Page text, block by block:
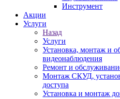
Инструмент
Акции
Услуги
Назад
Услуги
Установка, монтаж и
видеонаблюдения
Ремонт и
Монтаж СКУД,
доступа
Установка и монтаж